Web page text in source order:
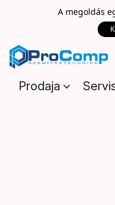
A megoldás
Prodaja